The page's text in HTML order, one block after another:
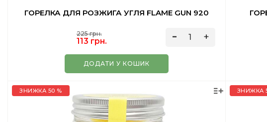
ГОРЕЛКА ДЛЯ РОЗЖИГА УГЛЯ FLAME GUN 920
225 грн.
113 грн.
ДОДАТИ У КОШИК
ЗНИЖКА 50 % ЗНИЖКА